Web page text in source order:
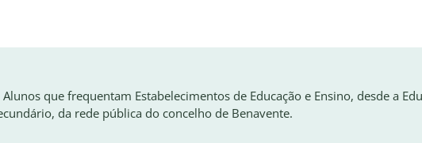
que frequentam Estabelecimentos de Educação e Ensino, desde a
da rede pública do concelho de Benavente.